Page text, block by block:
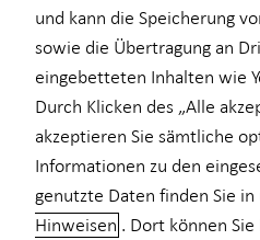
Stephan
Stephan
und kann die Speicherung
sowie die Übertragung an
eingebetteten Inhalten wie
Durch Klicken des „Alle
akzeptieren Sie sämtliche
Informationen zu den
genutzte Daten finden Sie in
Hinweisen . Dort können